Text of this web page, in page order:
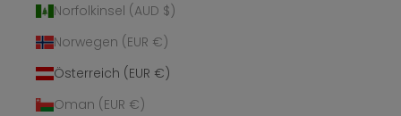
Norfolkinsel (AUD $)
Norwegen (EUR €)
Österreich (EUR €)
Oman (EUR €)